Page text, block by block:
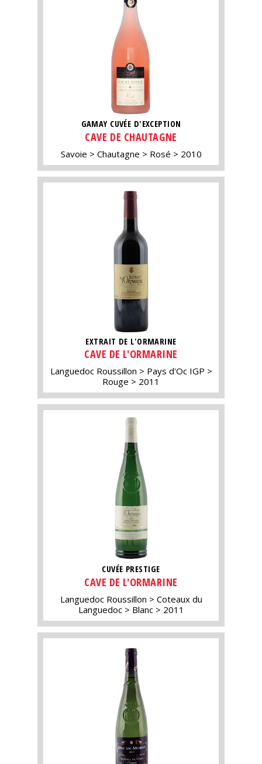
GAMAY CUVÉE D'EXCEPTION
CAVE DE CHAUTAGNE
Savoie Chautagne Rosé 2010
EXTRAIT DE L'ORMARINE
CAVE DE L'ORMARINE
Languedoc Roussillon
Pays d'Oc IGP
Rouge
2011
CUVÉE PRESTIGE
CAVE DE L'ORMARINE
Languedoc Roussillon
Coteaux du
Languedoc
Blanc 2011